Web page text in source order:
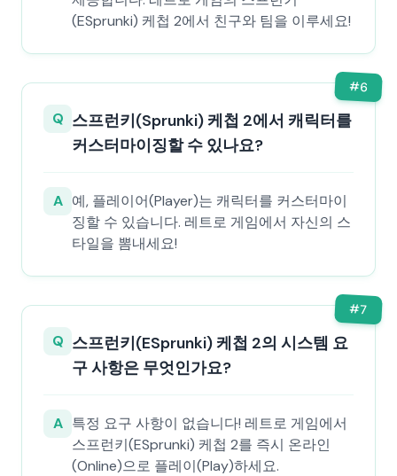
(ESprunki) 케첩 2에서 친구와 팀을 이루세요!
#6
Q 스프런키(Sprunki) 케첩 2에서 캐릭터를
커스터마이징할 수 있나요?
A 예, 플레이어(Player)는 캐릭터를 커스터마이
징할 수 있습니다. 레트로 게임에서 자신의 스
타일을 뽐내세요!
#7
Q 스프런키(ESprunki) 케첩 2의 시스템 요
구 사항은 무엇인가요?
A 특정 요구 사항이 없습니다! 레트로 게임에서
스프런키(ESprunki) 케첩 2를 즉시 온라인
(Online)으로 플레이(Play)하세요.